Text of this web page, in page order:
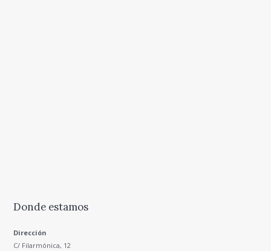
Donde estamos
Dirección
C/ Filarmónica, 12